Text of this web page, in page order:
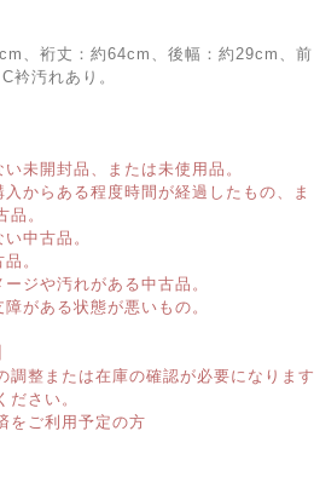
、裄丈：約64cm、後幅：約29cm、前
衿汚れあり。
未開封品、または未使用品。
からある程度時間が経過したもの、ま
。
中古品。
。
ジや汚れがある中古品。
がある状態が悪いもの。
調整または在庫の確認が必要になります
さい。
をご利用予定の方